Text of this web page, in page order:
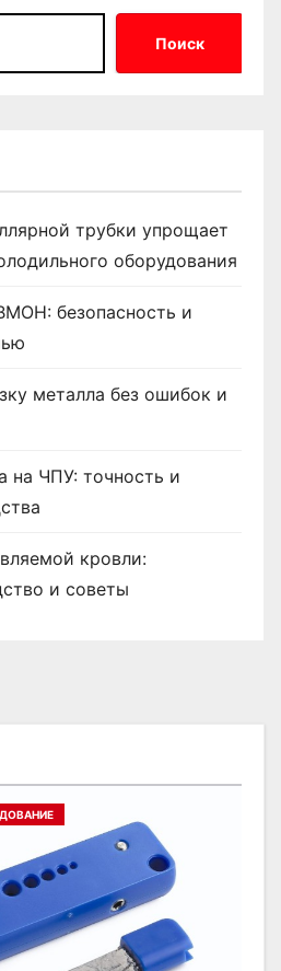
Поиск
трубки упрощает
оборудования
безопасность и
металла без ошибок и
на ЧПУ: точность и
кровли:
и советы